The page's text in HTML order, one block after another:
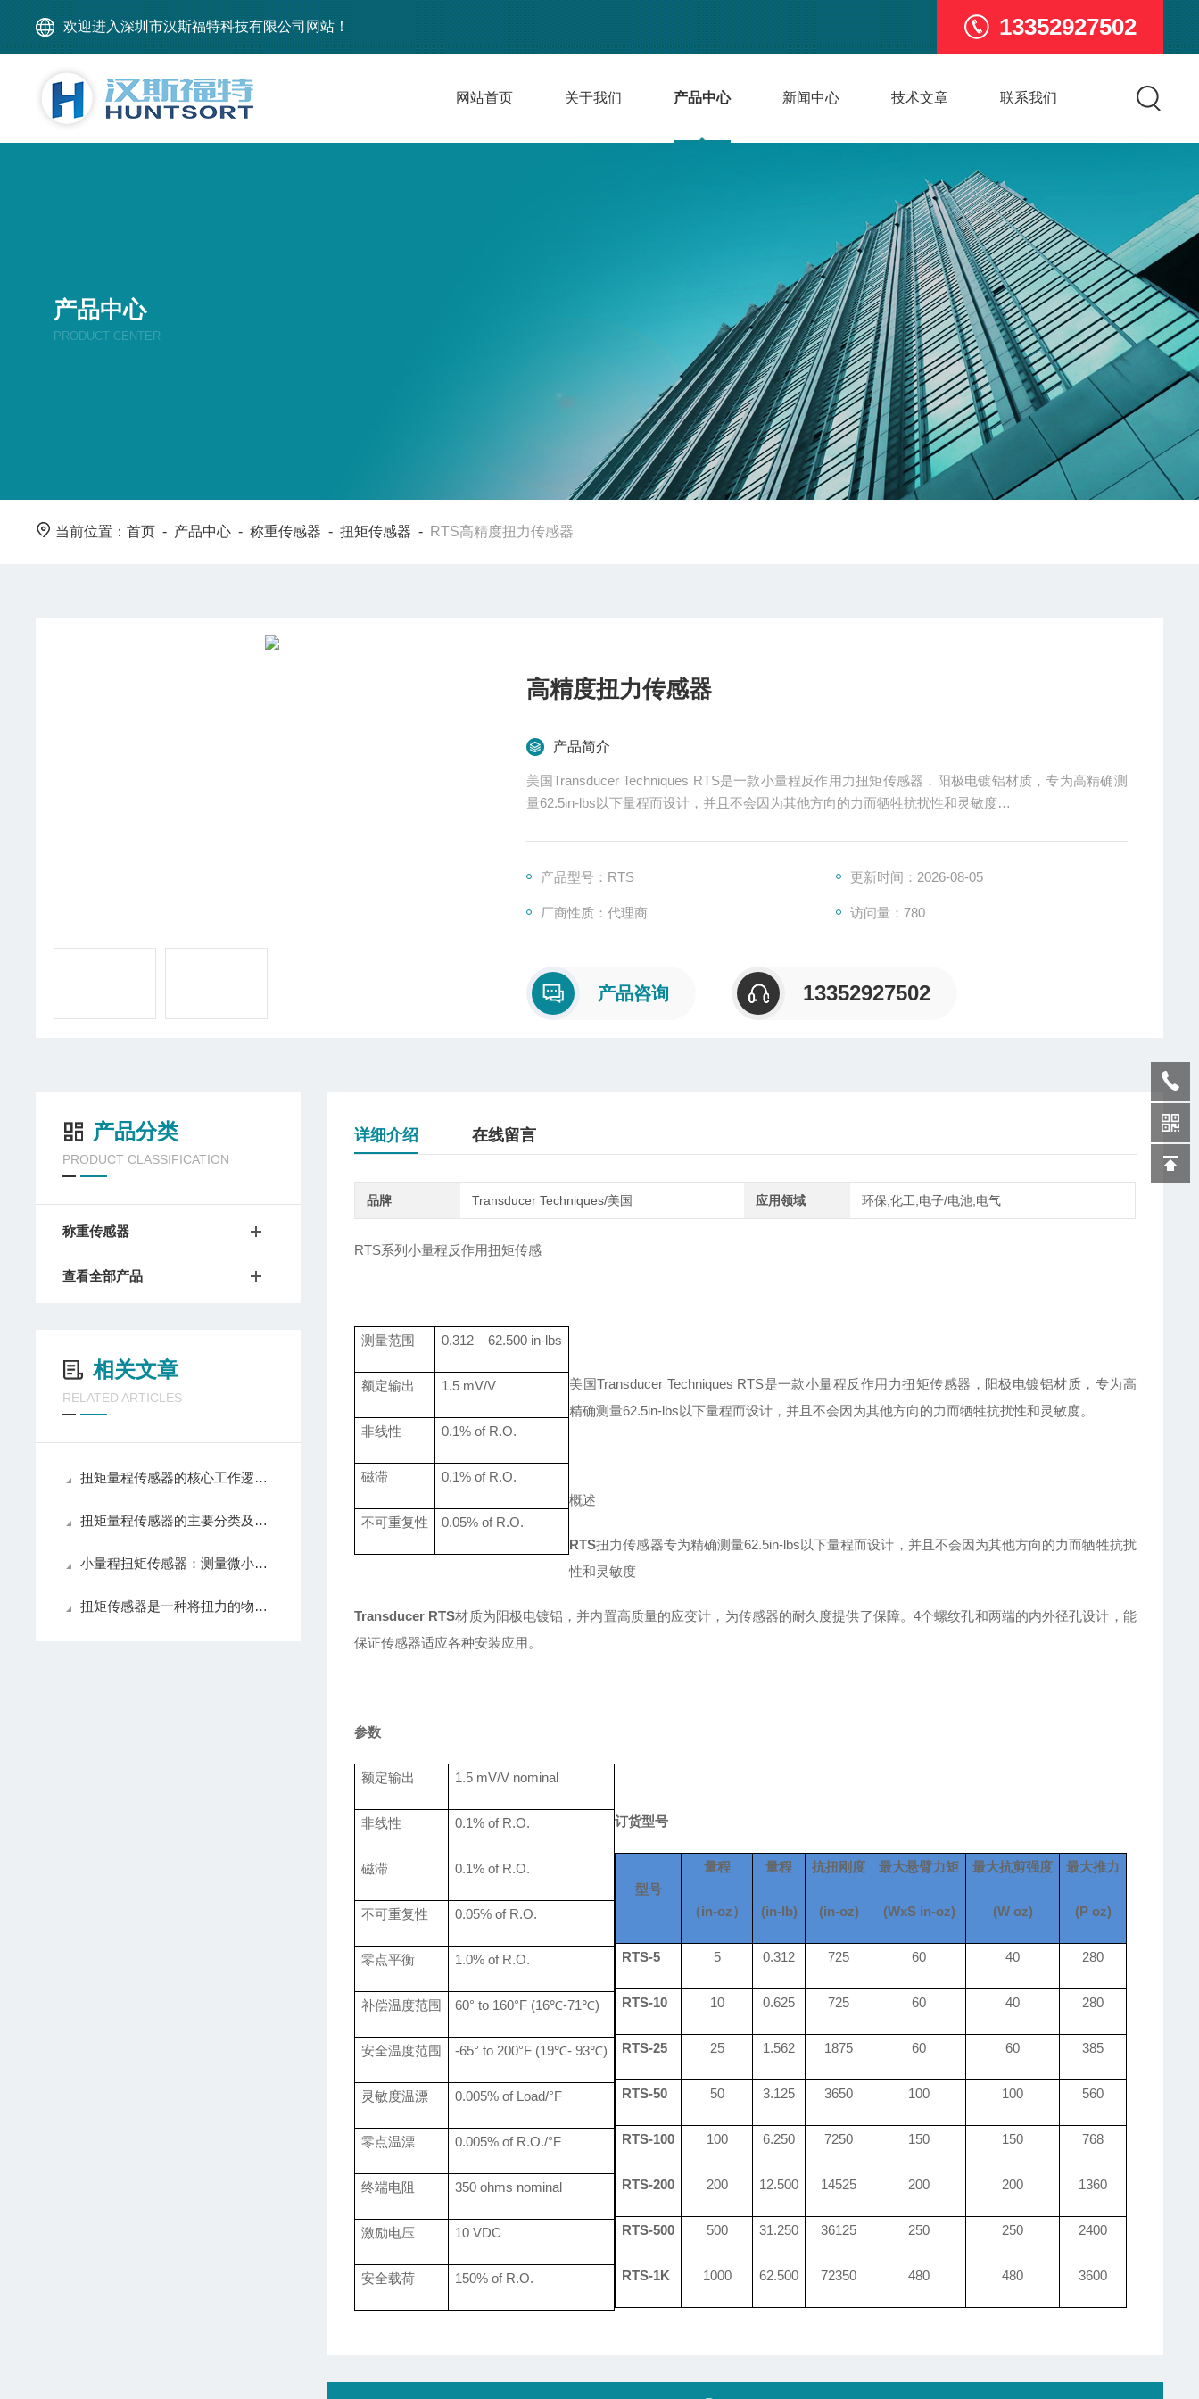
欢迎进入深圳市汉斯福特科技有限公司网站！ 13352927502
网站首页 关于我们 产品中心 新闻中心 技术文章 联系我们
产品中心
PRODUCT CENTER
当前位置：首页 - 产品中心 -称重传感器 -扭矩传感器 - RTS高精度扭力传感器
高精度扭力传感器
产品简介
美国Transducer Techniques RTS是一款小量程反作用力扭矩传感器，阳极电镀铝材质，专为高精确测
量62.5in-lbs以下量程而设计，并且不会因为其他方向的力而牺牲抗扰性和灵敏度
灵敏度
产品型号：RTS 更新时间：2026-08-05
厂商性质：代理商 访问量：780
产品咨询 13352927502
详细介绍 在线留言
品牌 Transducer Techniques/美国 应用领域 环保,化工,电子/电池,电气
RTS系列小量程反作用扭矩传感
测量范围 0.312– 62.500 in-lbs
额定输出 1.5 mV/V
非线性 0.1% of R.O.
磁滞 0.1% of R.O.
不可重复性 0.05% of R.O.
美国Transducer Techniques RTS是一款小量程反作用力扭矩传感器，阳极电镀铝材质，专为高
精确测量62.5in-lbs以下量程而设计，并且不会因为其他方向的力而牺牲抗扰性和灵敏度。
概述
RTS扭力传感器专为精确测量62.5in-lbs以下量程而设计，并且不会因为其他方向的力而牺牲抗扰
性和灵敏度
Transducer RTS材质为阳极电镀铝，并内置高质量的应变计，为传感器的耐久度提供了保障。 4个螺纹孔和两端的内外径孔设计，能
保证传感器适应各种安装应用。
参数
额定输出 1.5 mV/V nominal
非线性 0.1% of R.O.
磁滞 0.1% of R.O.
不可重复性 0.05% of R.O.
零点平衡 1.0% of R.O.
补偿温度范围 60° to 160°F (16℃-71℃)
安全温度范围 -65° to 200°F (19℃- 93℃)
灵敏度温漂 0.005% of Load/°F
零点温漂 0.005% of R.O./°F
终端电阻 350 ohms nominal
激励电压 10 VDC
安全载荷 150% of R.O.
订货型号
型号
量程
（in-oz）
量程
(in-lb)
抗扭刚度
(in-oz)
最大悬臂力矩
(WxS in-oz)
最大抗剪强度
(W oz)
最大推力
(P oz)
RTS-5 5 0.312 725 60 40 280
RTS-10 10 0.625 725 60 40 280
RTS-25 25 1.562 1875 60 60 385
RTS-50 50 3.125 3650 100 100 560
RTS-100 100 6.250 7250 150 150 768
RTS-200 200 12.500 14525 200 200 1360
RTS-500 500 31.250 36125 250 250 2400
RTS-1K 1000 62.500 72350 480 480 3600
产品分类
PRODUCT CLASSIFICATION
称重传感器
查看全部产品
相关文章
RELATED ARTICLES
扭矩量程传感器的核心工作逻辑如下
扭矩量程传感器的主要分类及应用场景介绍
小量程扭矩传感器：测量微小扭矩的仪器
扭矩传感器是一种将扭力的物理变化转换为准确电信号的测量仪器